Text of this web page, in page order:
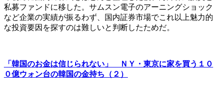
私募ファンドに移した。サムスン電子のアーニングショック
など企業の実績が振るわず、国内証券市場でこれ以上魅力的
な投資要因を探すのは難しいと判断したためだ。
「韓国のお金は信じられない」 ＮＹ・東京に家を買う１０
０億ウォン台の韓国の金持ち（２）